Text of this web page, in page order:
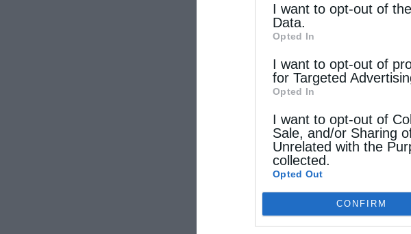
I want to opt-out of
Data.
Opted In
I want to opt-out of
for Targeted
Opted In
I want to opt-out of
Sale, and/or Sharing
Unrelated with the
collected.
Opted Out
CONFIRM